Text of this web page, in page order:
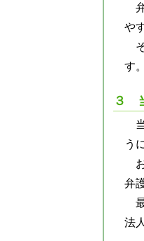
や
す。
３
う
弁
法